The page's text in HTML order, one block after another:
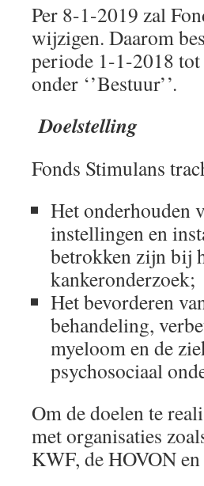
Per 8-1-2019 zal
wijzigen. Daarom
periode 1-1-2018
onder ‘’Bestuur’’.
Doelstelling
Fonds Stimulans
Het onderhouden
instellingen en
betrokken zijn bij
kankeronderzoek;
Het bevorderen
behandeling,
myeloom en de
psychosociaal
Om de doelen te
met organisaties
KWF, de HOVON